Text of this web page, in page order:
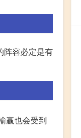
阵容必定是有
赢也会受到